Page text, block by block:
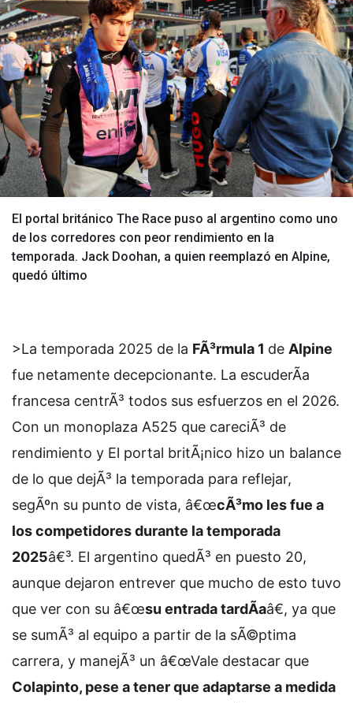
El portal británico The Race puso al argentino como uno
de los corredores con peor rendimiento en la
temporada. Jack Doohan, a quien reemplazó en Alpine,
quedó último
>La temporada 2025 de la FÃ³rmula 1 de Alpine
fue netamente decepcionante. La escuderÃ­a
francesa centrÃ³ todos sus esfuerzos en el 2026.
Con un monoplaza A525 que careciÃ³ de
rendimiento y El portal britÃ¡nico hizo un balance
de lo que dejÃ³ la temporada para reflejar,
segÃºn su punto de vista, â€œcÃ³mo les fue a
los competidores durante la temporada
2025â€³. El argentino quedÃ³ en puesto 20,
aunque dejaron entrever que mucho de esto tuvo
que ver con su â€œsu entrada tardÃ­aâ€, ya que
se sumÃ³ al equipo a partir de la sÃ©ptima
carrera, y manejÃ³ un â€œVale destacar que
Colapinto, pese a tener que adaptarse a medida